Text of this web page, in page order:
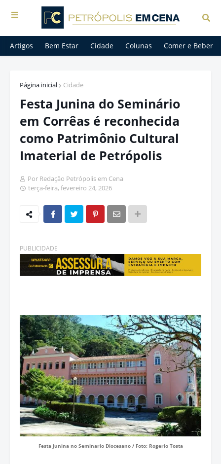
Artigos Bem Estar Cidade Colunas Comer e Beber
Página inicial Cidade
Festa Junina do Seminário
em Corrêas é reconhecida
como Patrimônio Cultural
Imaterial de Petrópolis
Por Redação Petrópolis em Cena
terça-feira, fevereiro 24, 2026
PUBLICIDADE
Festa Junina no Seminario Diocesano / Foto: Rogerio Tosta